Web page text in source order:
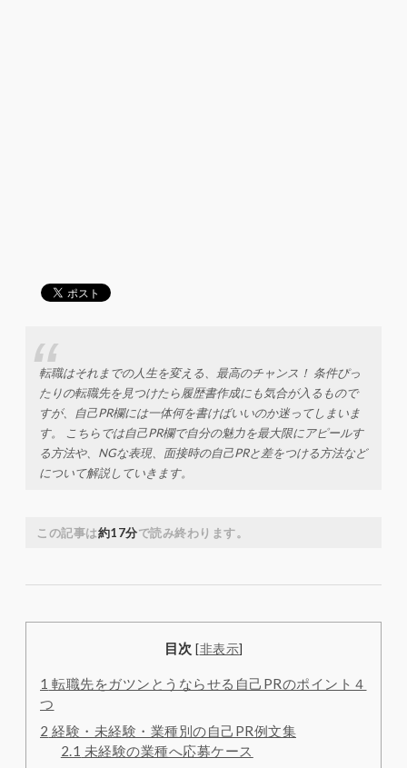
転職はそれまでの人生を変える、最高のチャンス！ 条件ぴっ
たりの転職先を見つけたら履歴書作成にも気合が入るもので
すが、自己PR欄には一体何を書けばいいのか迷ってしまいま
す。 こちらでは自己PR欄で自分の魅力を最大限にアピールす
る方法や、NGな表現、面接時の自己PRと差をつける方法など
について解説していきます。
この記事は約17分で読み終わります。
目次 [非表示]
1 転職先をガツンとうならせる自己PRのポイント４
つ
2 経験・未経験・業種別の自己PR例文集
2.1 未経験の業種へ応募ケース